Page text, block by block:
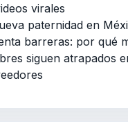
virales
paternidad en
barreras: por qué
siguen atrapados